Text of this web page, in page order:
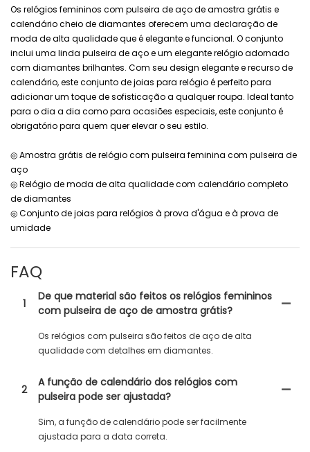
Os relógios femininos com pulseira de aço de amostra grátis e
calendário cheio de diamantes oferecem uma declaração de
moda de alta qualidade que é elegante e funcional. O conjunto
inclui uma linda pulseira de aço e um elegante relógio adornado
com diamantes brilhantes. Com seu design elegante e recurso de
calendário, este conjunto de joias para relógio é perfeito para
adicionar um toque de sofisticação a qualquer roupa. Ideal tanto
para o dia a dia como para ocasiões especiais, este conjunto é
obrigatório para quem quer elevar o seu estilo.
◎ Amostra grátis de relógio com pulseira feminina com pulseira de
aço
◎ Relógio de moda de alta qualidade com calendário completo
de diamantes
◎ Conjunto de joias para relógios à prova d'água e à prova de
umidade
FAQ
1
De que material são feitos os relógios femininos
com pulseira de aço de amostra grátis?
Os relógios com pulseira são feitos de aço de alta
qualidade com detalhes em diamantes.
2
A função de calendário dos relógios com
pulseira pode ser ajustada?
Sim, a função de calendário pode ser facilmente
ajustada para a data correta.